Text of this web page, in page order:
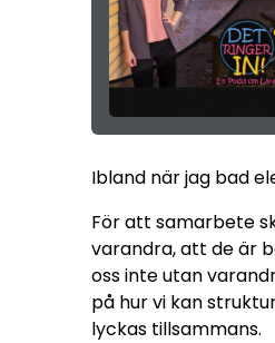
Ibland när jag bad
För att samarbete
varandra, att de är
oss inte utan
på hur vi kan
lyckas tillsammans.